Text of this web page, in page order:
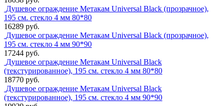
Душевое ограждение Метакам Universal Black (прозрачное),
195 см. стекло 4 мм 80*80
16289 руб.
Душевое ограждение Метакам Universal Black (прозрачное),
195 см. стекло 4 мм 90*90
17244 руб.
Душевое ограждение Метакам Universal Black
(текстурированное), 195 см. стекло 4 мм 80*80
18770 руб.
Душевое ограждение Метакам Universal Black
(текстурированное), 195 см. стекло 4 мм 90*90